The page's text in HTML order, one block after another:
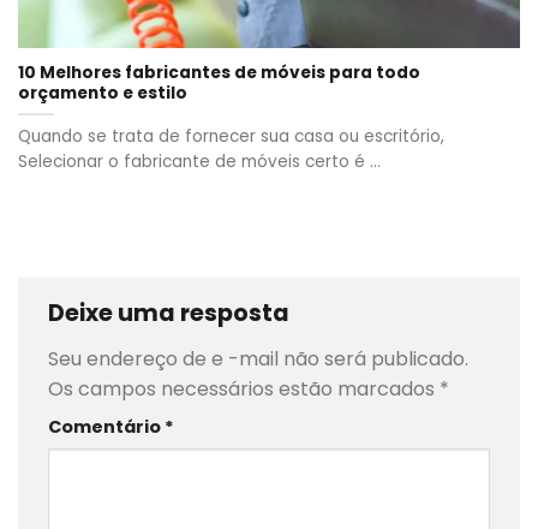
10 Melhores fabricantes de móveis para todo
orçamento e estilo
Quando se trata de fornecer sua casa ou escritório,
Selecionar o fabricante de móveis certo é ...
Deixe uma resposta
Seu endereço de e -mail não será publicado.
Os campos necessários estão marcados *
Comentário *